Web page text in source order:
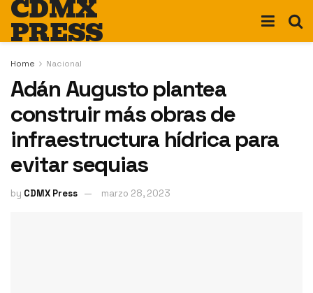
CDMX
PRESS
Home Nacional
Adán Augusto plantea
construir más obras de
infraestructura hídrica para
evitar sequias
by CDMX Press marzo 28, 2023